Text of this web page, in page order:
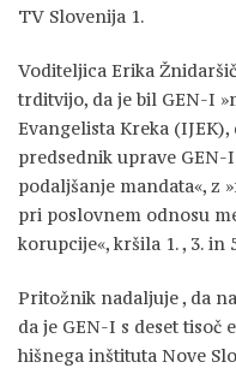
TV Slovenija 1.
Voditeljica Erika
trditvijo, da je bil GEN-I
Evangelista Kreka
predsednik uprave GEN-
podaljšanje mandata«, z
pri poslovnem odnosu
korupcije«, kršila 1. , 3. in
Pritožnik nadaljuje , da
da je GEN-I s deset
hišnega inštituta Nove